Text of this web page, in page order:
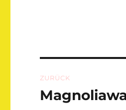
ZURÜCK
Vorheriger